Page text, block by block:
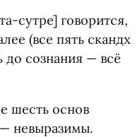
сутре] говорится,
(все пять скандх
до сознания — всё
шесть основ
невыразимы.